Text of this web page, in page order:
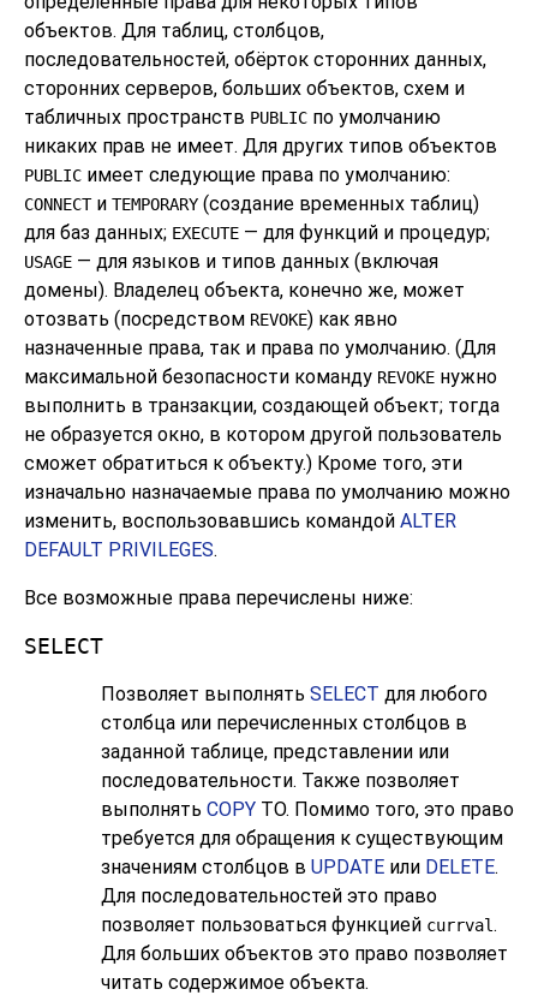
объектов. Для таблиц, столбцов,
последовательностей, обёрток сторонних данных,
сторонних серверов, больших объектов, схем и
табличных пространств PUBLIC по умолчанию
никаких прав не имеет. Для других типов объектов
PUBLIC имеет следующие права по умолчанию:
CONNECTи TEMPORARY (создание временных таблиц)
для баз данных; EXECUTE — для функций и процедур;
USAGE — для языков и типов данных (включая
домены). Владелец объекта, конечно же, может
отозвать (посредством REVOKE) как явно
назначенные права, так и права по умолчанию. (Для
максимальной безопасности команду REVOKE нужно
выполнить в транзакции, создающей объект; тогда
не образуется окно, в котором другой пользователь
сможет обратиться к объекту.) Кроме того, эти
изначально назначаемые права по умолчанию можно
изменить, воспользовавшись командой ALTER
DEFAULT PRIVILEGES.
Все возможные права перечислены ниже:
SELECT
Позволяет выполнять SELECT для любого
столбца или перечисленных столбцов в
заданной таблице, представлении или
последовательности. Также позволяет
выполнять COPY TO. Помимо того, это право
требуется для обращения к существующим
значениям столбцов в UPDATE или DELETE.
Для последовательностей это право
позволяет пользоваться функцией currval.
Для больших объектов это право позволяет
читать содержимое объекта.